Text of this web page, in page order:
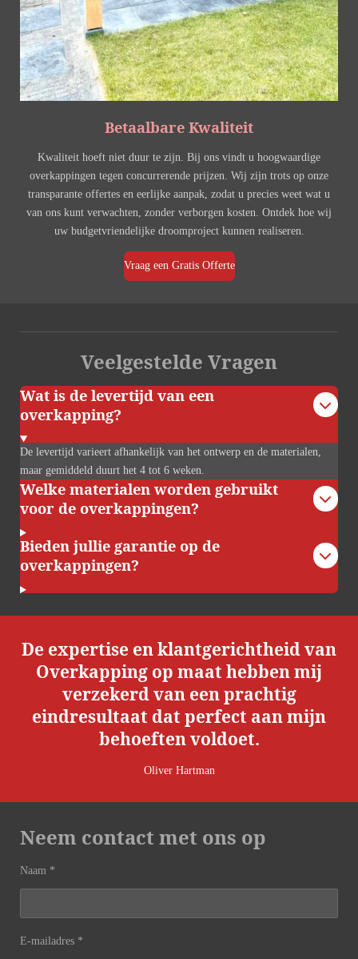
Betaalbare Kwaliteit
Kwaliteit hoeft niet duur te zijn. Bij ons vindt u hoogwaardige
overkappingen tegen concurrerende prijzen. Wij zijn trots op onze
transparante offertes en eerlijke aanpak, zodat u precies weet wat u
van ons kunt verwachten, zonder verborgen kosten. Ontdek hoe wij
uw budgetvriendelijke droomproject kunnen realiseren.
Vraag een Gratis Offerte
Veelgestelde Vragen
Wat is de levertijd van een
overkapping?
De levertijd varieert afhankelijk van het ontwerp en de materialen,
maar gemiddeld duurt het 4 tot 6 weken.
Welke materialen worden gebruikt
voor de overkappingen?
Bieden jullie garantie op de
overkappingen?
De expertise en klantgerichtheid van
Overkapping op maat hebben mij
verzekerd van een prachtig
eindresultaat dat perfect aan mijn
behoeften voldoet.
Oliver Hartman
Neem contact met ons op
Naam *
E-mailadres *